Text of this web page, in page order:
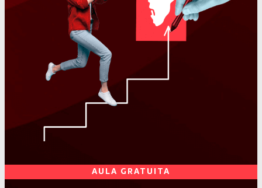
AULA GRATUITA